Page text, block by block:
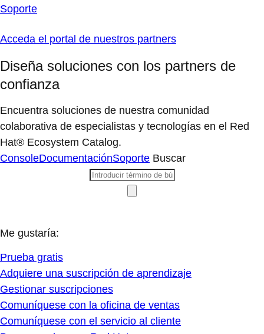
Soporte
Acceda el portal de nuestros partners
Diseña soluciones con los partners de
confianza
Encuentra soluciones de nuestra comunidad
colaborativa de especialistas y tecnologías en el Red
Hat® Ecosystem Catalog.
ConsoleDocumentaciónSoporte Buscar
Me gustaría:
Prueba gratis
Adquiere una suscripción de aprendizaje
Gestionar suscripciones
Comuníquese con la oficina de ventas
Comuníquese con el servicio al cliente